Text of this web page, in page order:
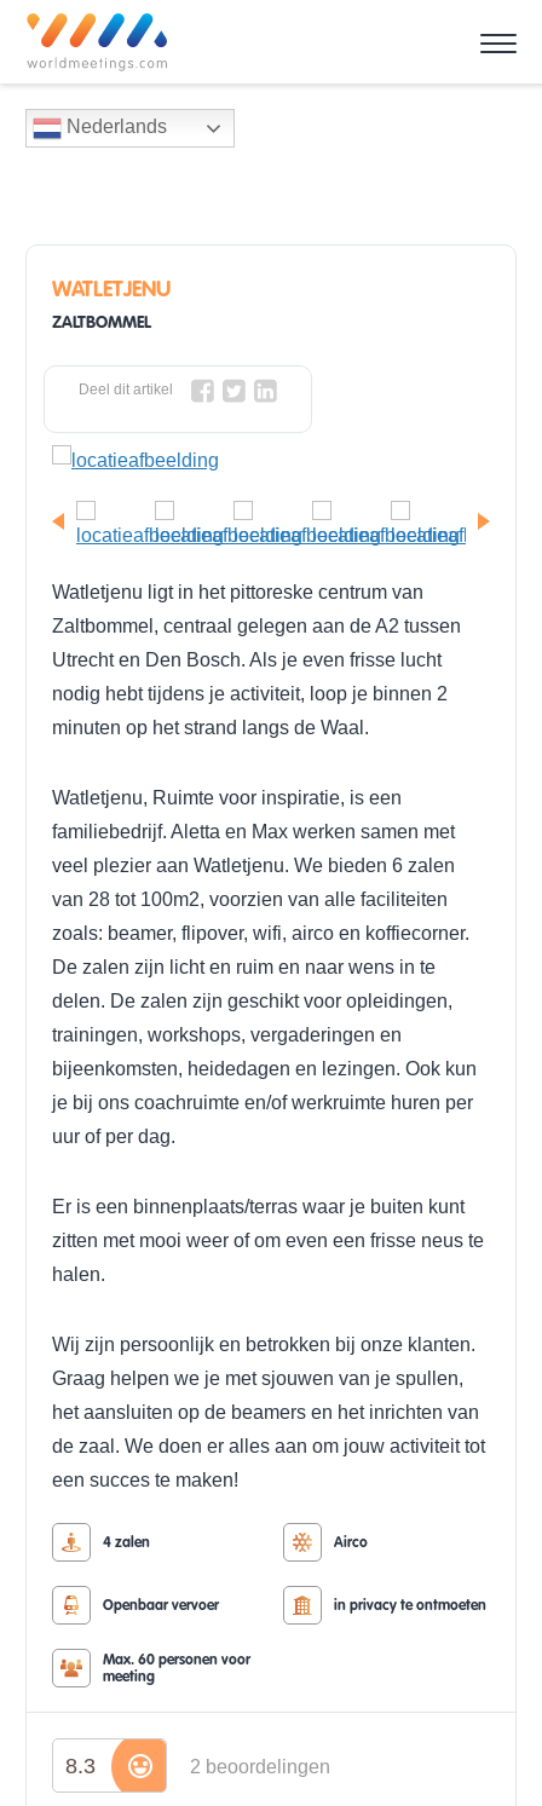
Nederlands
WATLETJENU
ZALTBOMMEL
Deel dit artikel
Watletjenu ligt in het pittoreske centrum van
Zaltbommel, centraal gelegen aan de A2 tussen
Utrecht en Den Bosch. Als je even frisse lucht
nodig hebt tijdens je activiteit, loop je binnen 2
minuten op het strand langs de Waal.
Watletjenu, Ruimte voor inspiratie, is een
familiebedrijf. Aletta en Max werken samen met
veel plezier aan Watletjenu. We bieden 6 zalen
van 28 tot 100m2, voorzien van alle faciliteiten
zoals: beamer, flipover, wifi, airco en koffiecorner.
De zalen zijn licht en ruim en naar wens in te
delen. De zalen zijn geschikt voor opleidingen,
trainingen, workshops, vergaderingen en
bijeenkomsten, heidedagen en lezingen. Ook kun
je bij ons coachruimte en/of werkruimte huren per
uur of per dag.
Er is een binnenplaats/terras waar je buiten kunt
zitten met mooi weer of om even een frisse neus te
halen.
Wij zijn persoonlijk en betrokken bij onze klanten.
Graag helpen we je met sjouwen van je spullen,
het aansluiten op de beamers en het inrichten van
de zaal. We doen er alles aan om jouw activiteit tot
een succes te maken!
4 zalen Airco
Openbaar vervoer in privacy te ontmoeten
Max. 60 personen voor
meeting
8.3 2 beoordelingen